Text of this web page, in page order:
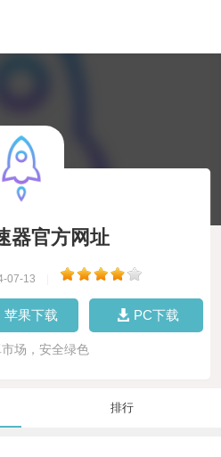
器官方网址
07-13
苹果下载 PC下载
场，安全绿色
排行